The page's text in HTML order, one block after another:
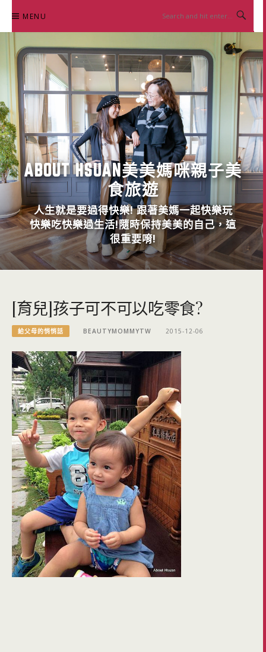
content
MENU
ABOUT HSUAN美美媽咪親子美
食旅遊
人生就是要過得快樂! 跟著美媽一起快樂玩
快樂吃快樂過生活!隨時保持美美的自己，這
很重要唷!
[育兒]孩子可不可以吃零食?
給父母的悄悄話 BEAUTYMOMMYTW 2015-12-06